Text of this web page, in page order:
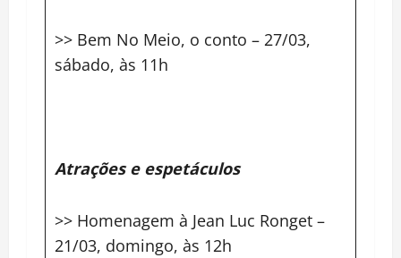
>> Bem No Meio, o conto – 27/03,
sábado, às 11h
Atrações e espetáculos
>> Homenagem à Jean Luc Ronget –
21/03, domingo, às 12h